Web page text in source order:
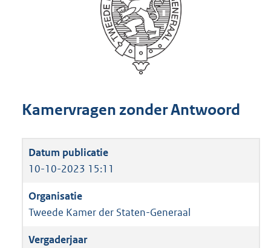
Kamervragen zonder Antwoord
10-10-2023 15:11
Tweede Kamer der Staten-Generaal